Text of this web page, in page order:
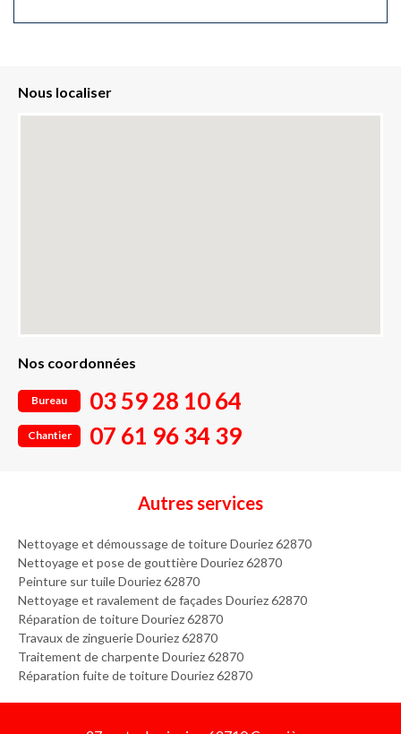
Nous localiser
Nos coordonnées
Bureau 03 59 28 10 64
Chantier 07 61 96 34 39
Autres services
Nettoyage et démoussage de toiture Douriez 62870
Nettoyage et pose de gouttière Douriez 62870
Peinture sur tuile Douriez 62870
Nettoyage et ravalement de façades Douriez 62870
Réparation de toiture Douriez 62870
Travaux de zinguerie Douriez 62870
Traitement de charpente Douriez 62870
Réparation fuite de toiture Douriez 62870